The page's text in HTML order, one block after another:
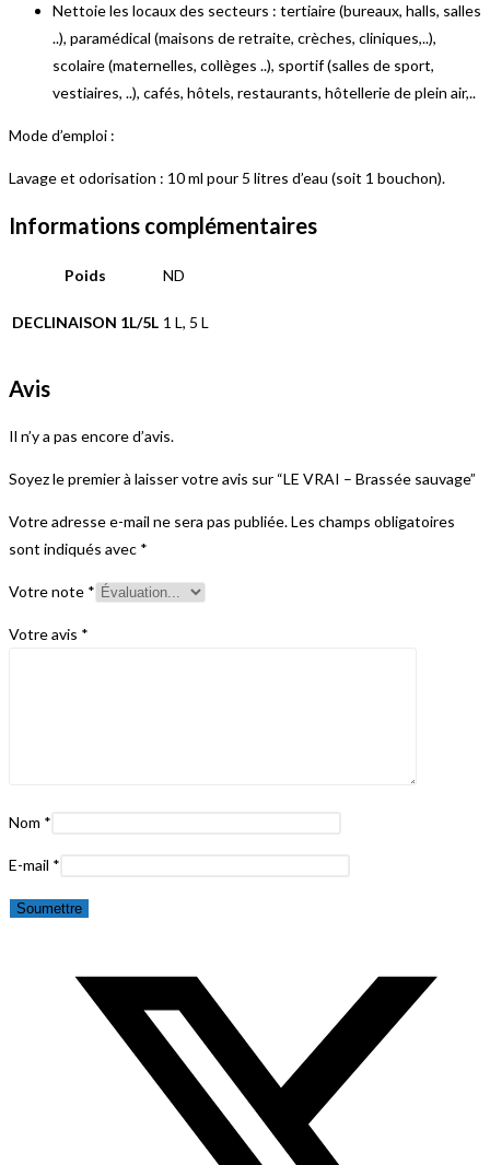
Nettoie les locaux des secteurs : tertiaire (bureaux, halls, salles
..), paramédical (maisons de retraite, crèches, cliniques,..),
scolaire (maternelles, collèges ..), sportif (salles de sport,
vestiaires, ..), cafés, hôtels, restaurants, hôtellerie de plein air,..
Mode d’emploi :
Lavage et odorisation : 10 ml pour 5 litres d’eau (soit 1 bouchon).
Informations complémentaires
Poids ND
DECLINAISON 1L/5L 1 L, 5 L
Avis
Il n’y a pas encore d’avis.
Soyez le premier à laisser votre avis sur “LE VRAI – Brassée sauvage”
Votre adresse e-mail ne sera pas publiée.Les champs obligatoires
sont indiqués avec *
Votre note *
Votre avis *
Nom *
E-mail *